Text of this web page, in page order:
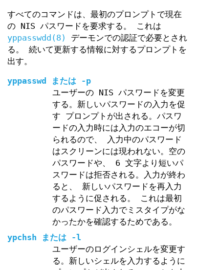
すべてのコマンドは、最初のプロンプトで現在
の NIS パスワードを要求する。 これは
yppasswdd(8)
デーモンでの認証で必要とされ
る。 続いて更新する情報に対するプロンプトを
出す。
yppasswd または
-p
ユーザーの NIS パスワードを変更
する。新しいパスワードの入力を促
す プロンプトが出される。パスワ
ードの入力時には入力のエコーが切
られるので、 入力中のパスワード
はスクリーンには現われない。空の
パスワードや、 6 文字より短いパ
スワードは拒否される。入力が終わ
ると、 新しいパスワードを再入力
するように促される。 これは最初
のパスワード入力でミスタイプがな
かったかを確認するためである。
ypchsh または
-l
ユーザーのログインシェルを変更す
る。新しいシェルを入力するように